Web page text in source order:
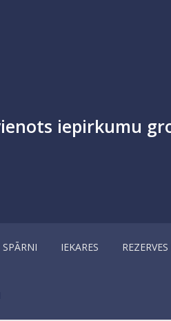
iepirkumu
SPĀRNI IEKARES